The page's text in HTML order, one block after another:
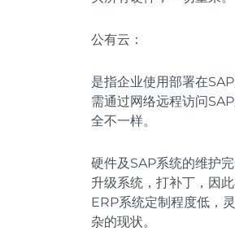
公有云：
是指企业使用部署在
需通过网络远程访问
全不一样。
硬件及SAP系统的维护
升级系统，打补丁，因
ERP系统定制程度低，
杂的现状。